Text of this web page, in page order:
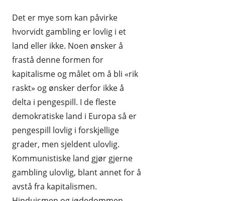
Det er mye som kan påvirke
hvorvidt gambling er lovlig i et
land eller ikke. Noen ønsker å
frastå denne formen for
kapitalisme og målet om å bli «rik
raskt» og ønsker derfor ikke å
delta i pengespill. I de fleste
demokratiske land i Europa så er
pengespill lovlig i forskjellige
grader, men sjeldent ulovlig.
Kommunistiske land gjør gjerne
gambling ulovlig, blant annet for å
avstå fra kapitalismen.